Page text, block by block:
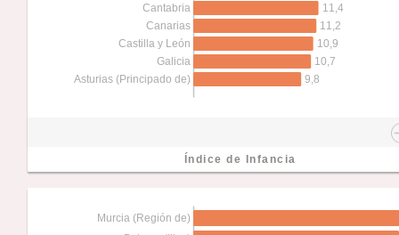
Asturias (Principado de)
Galicia
Castilla y León
Canarias
Cantabria
9,8
10,7
10,9
11,2
11,4
Índice de Infancia
Murcia (Región de)